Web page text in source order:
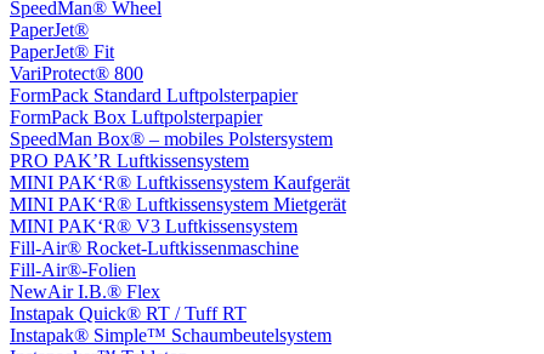
SpeedMan® Wheel
PaperJet®
PaperJet® Fit
VariProtect® 800
FormPack Standard Luftpolsterpapier
FormPack Box Luftpolsterpapier
SpeedMan Box® – mobiles Polstersystem
PRO PAK’R Luftkissensystem
MINI PAK‘R® Luftkissensystem Kaufgerät
MINI PAK‘R® Luftkissensystem Mietgerät
MINI PAK‘R® V3 Luftkissensystem
Fill-Air® Rocket-Luftkissenmaschine
Fill-Air®-Folien
NewAir I.B.® Flex
Instapak Quick® RT / Tuff RT
Instapak® Simple™ Schaumbeutelsystem